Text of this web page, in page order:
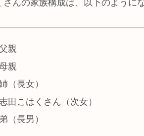
さんの家族構成は、以下のように
親
親
（長女）
田こはくさん（次女）
弟（長男）